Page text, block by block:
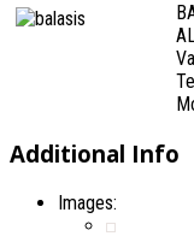
Additional Info
Images: